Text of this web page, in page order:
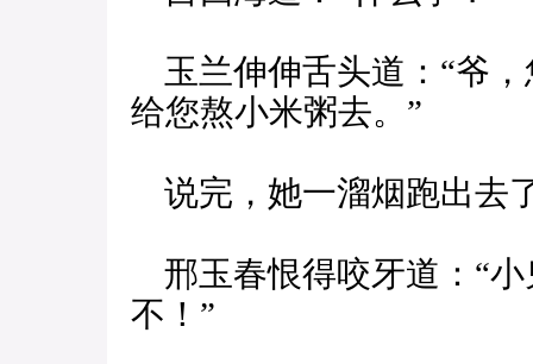
玉兰伸伸舌头道：“爷
给您熬小米粥去。”
说完，她一溜烟跑出去
邢玉春恨得咬牙道：“
不！”